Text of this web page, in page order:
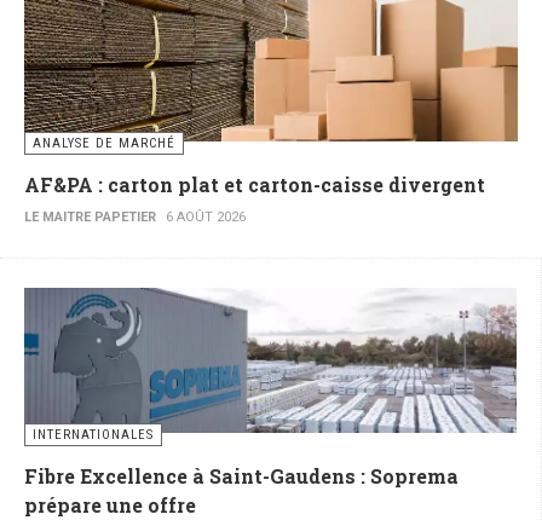
ANALYSE DE MARCHÉ
AF&PA : carton plat et carton-caisse divergent
LE MAITRE PAPETIER 6 AOÛT 2026
INTERNATIONALES
Fibre Excellence à Saint-Gaudens : Soprema
prépare une offre